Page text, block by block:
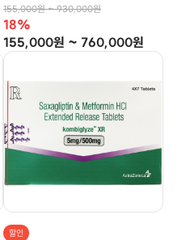
155,000원 ~ 930,000원
18%
155,000원 ~ 760,000원
할인